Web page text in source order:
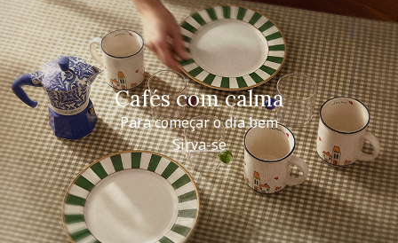
Cafés com calma
Para começar o dia bem
Sirva-se